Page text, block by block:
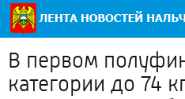
В первом
категории до 74